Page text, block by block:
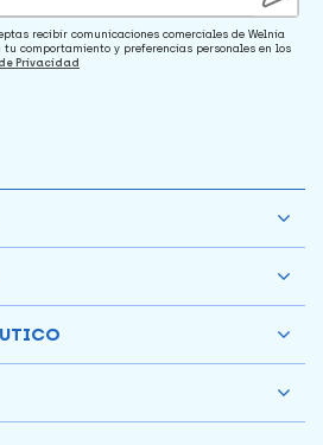
recibir comunicaciones comerciales de Welnia
comportamiento y preferencias personales en los
Privacidad